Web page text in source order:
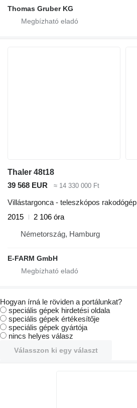
Thomas Gruber KG
Thaler 48t18
39 568 EUR
≈ 14 330 000 Ft
Villástargonca - teleszkópos rakodógép
2015
2 106 óra
Németország, Hamburg
E-FARM GmbH
Hogyan írná le röviden a portálunkat?
speciális gépek hirdetési oldala
speciális gépek értékesítője
speciális gépek gyártója
nincs helyes válasz
Válasszon ki egy választ